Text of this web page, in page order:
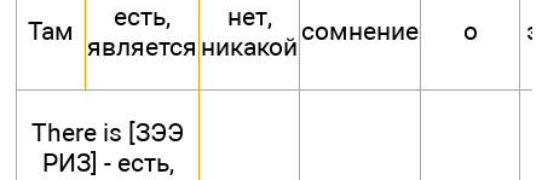
Там
есть,
является
нет,
никакой
сомнение о
There is [ЗЭЭ
РИЗ] - есть,